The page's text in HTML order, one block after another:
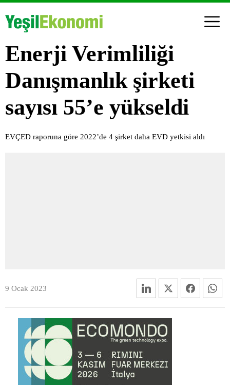
Enerji Verimliliği
Danışmanlık şirketi
sayısı 55’e yükseldi
EVÇED raporuna göre 2022’de 4 şirket daha EVD yetkisi aldı
9 Ocak 2023